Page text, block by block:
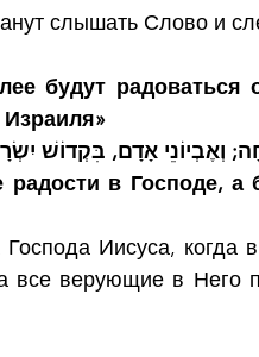
слышать Слово и
будут радоваться
וְאֶבְיוֹנֵי אָדָם, בִּקְדוֹשׁ
в Господе, а
Иисуса, когда
все верующие в Него